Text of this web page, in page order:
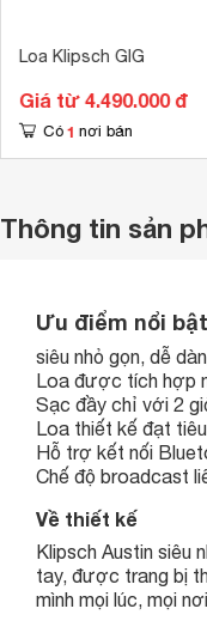
Loa Klipsch GIG
Giá từ 4.490.000 đ
Có 1 nơi bán
Thông tin sản
Ưu điểm nổi
siêu nhỏ gọn, dễ
Loa được tích hợp
Sạc đầy chỉ với 2
Loa thiết kế đạt
Hỗ trợ kết nối
Chế độ broadcast
Về thiết kế
Klipsch Austin siêu
tay, được trang bị
mình mọi lúc, mọi